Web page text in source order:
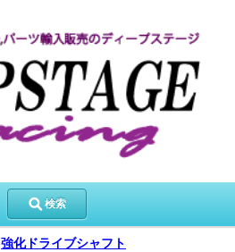
検索
強化ドライブシャフト